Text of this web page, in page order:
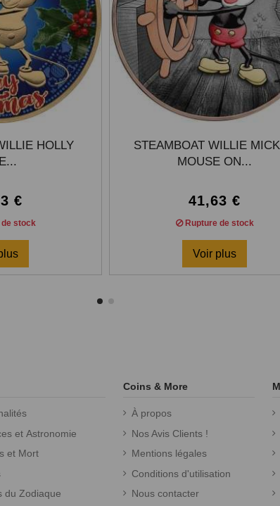
HOLLY
€
stock
STEAMBOAT WILLIE
MOUSE ON...
41,63 €
Rupture de stock
Voir plus
et Astronomie
et Mort
du Zodiaque
Coins & More
À propos
Nos Avis Clients !
Mentions légales
Conditions d'utilisation
Nous contacter